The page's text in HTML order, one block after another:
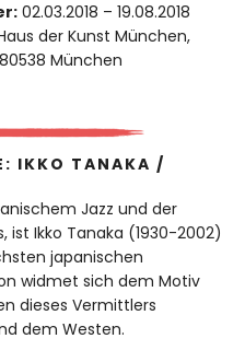
02.03.2018 – 19.08.2018
der Kunst München,
München
IKKO TANAKA /
Jazz und der
Ikko Tanaka (1930-2002)
japanischen
widmet sich dem Motiv
dieses Vermittlers
dem Westen.